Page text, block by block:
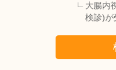
大腸内
検診)が